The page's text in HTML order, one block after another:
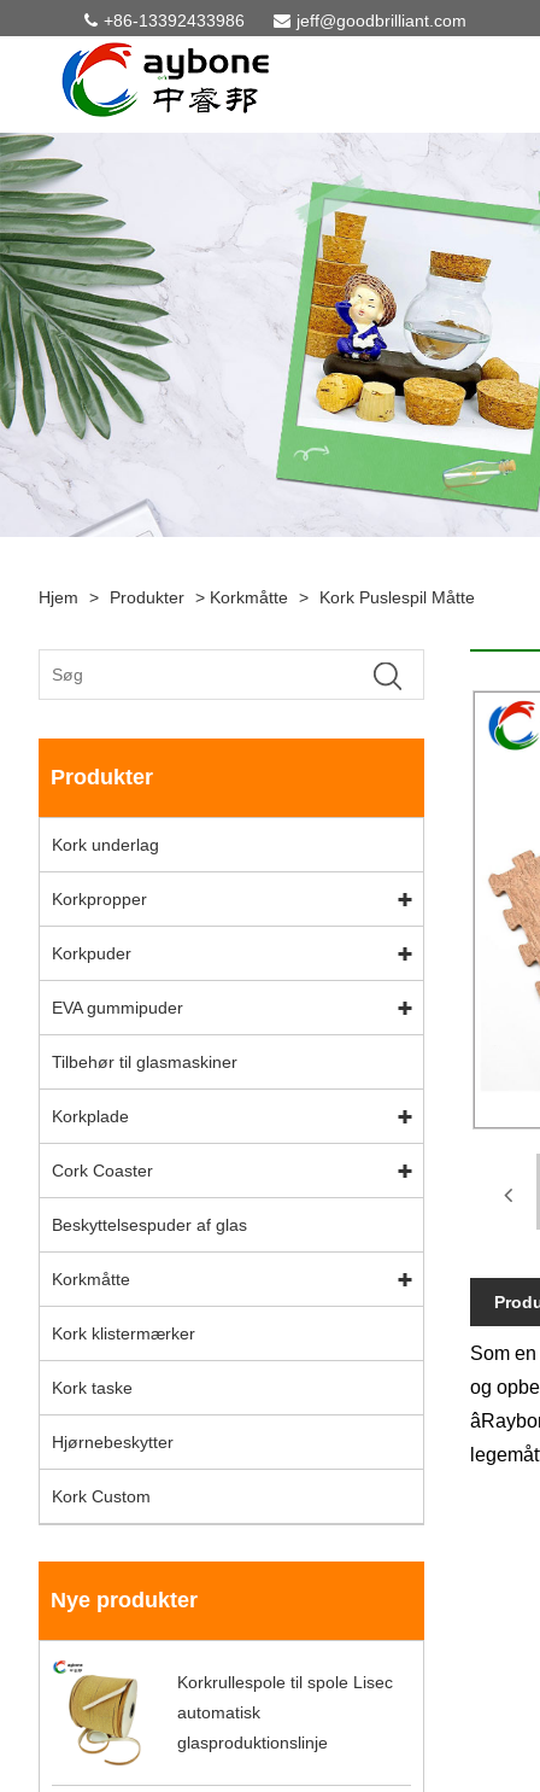
+86-13392433986 jeff@goodbrilliant.com
Hjem > Produkter > Korkmåtte > Kork Puslespil Måtte
Produkter
Kork underlag
Korkpropper
Korkpuder
EVA gummipuder
Tilbehør til glasmaskiner
Korkplade
Cork Coaster
Beskyttelsespuder af glas
Korkmåtte
Kork klistermærker
Kork taske
Hjørnebeskytter
Kork Custom
Nye produkter
Korkrullespole til spole Lisec
automatisk
glasproduktionslinje
Som
og